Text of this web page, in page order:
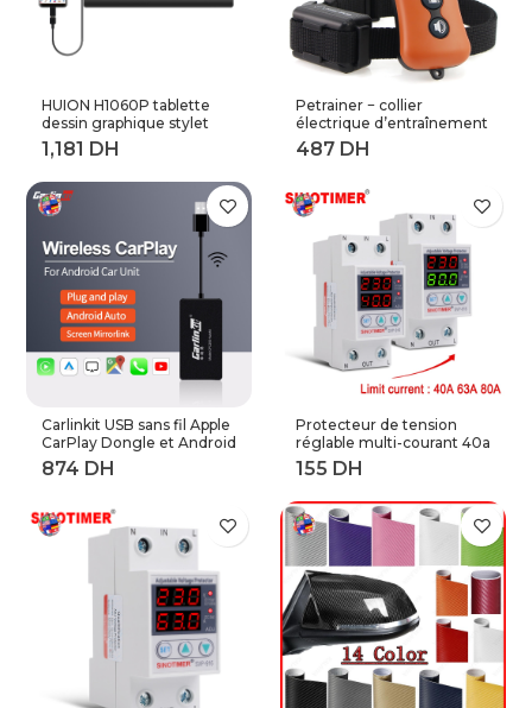
HUION H1060P tablette
dessin graphique stylet
sans batterie inclinaison ±
60 ° tablette numérique
touches Express
adaptateur OTG
Petrainer − collier
électrique d’entraînement
de chiens à distance,
longueur 800M (619A-1)
Carlinkit USB sans fil Apple
CarPlay Dongle et Android
Auto pour modifier les
Services de voiture
Protecteur de tension
réglable multi-courant 40a
63a 80a, 230V AC,
récupération automatique
Protection contre les
surtensions à limite
actuelle